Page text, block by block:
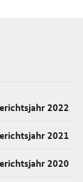
2022
2021
2020